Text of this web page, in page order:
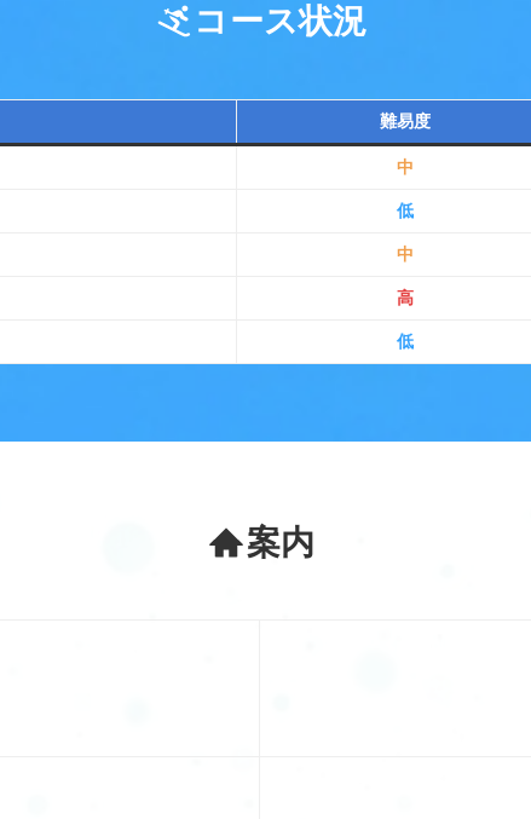
コース状況
難易度
中
低
中
高
低
案内